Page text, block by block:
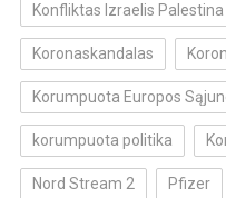
Konfliktas Izraelis Palestina
Koronaskandalas
Korumpuota Europos
korumpuota politika
Nord Stream 2 Pfizer